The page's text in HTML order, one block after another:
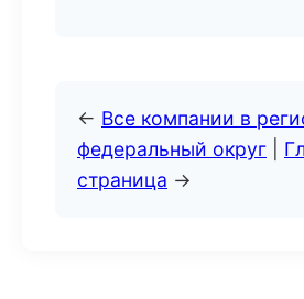
← Все компании в
федеральный округ
страница →